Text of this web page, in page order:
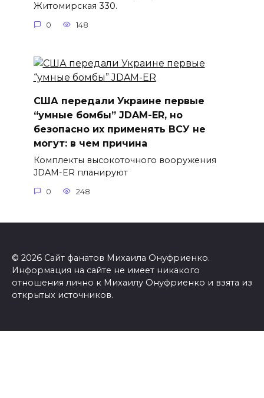
Житомирская 330.
0 148
США передали Украине первые
“умные бомбы” JDAM-ER, но
безопасно их применять ВСУ не
могут: в чем причина
Комплекты высокоточного вооружения
JDAM-ER планируют
0 248
© 2026 Сайт фанатов Михаила Онуфриенко.
Информация на сайте не имеет никакого
отношения лично к Михаилу Онуфриенко и взята из
открытых источников.